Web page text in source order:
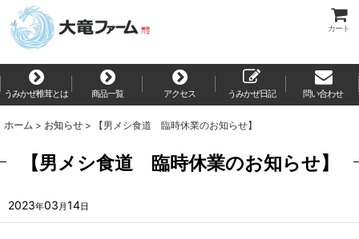
カート
うみかぜ椎茸とは 商品一覧 アクセス うみかぜ日記 問い合わせ
ホーム > お知らせ > 【男メシ食道 臨時休業のお知らせ】
【男メシ食道 臨時休業のお知らせ】
2023年03 月14日